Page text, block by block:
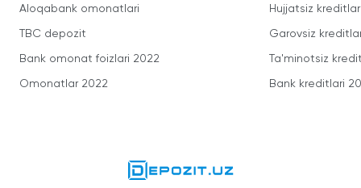
Aloqabank omonatlari
TBC depozit
Bank omonat foizlari 2022
Omonatlar 2022
Hujjatsiz kreditlar
Garovsiz
Ta'minotsiz
Bank kreditlari